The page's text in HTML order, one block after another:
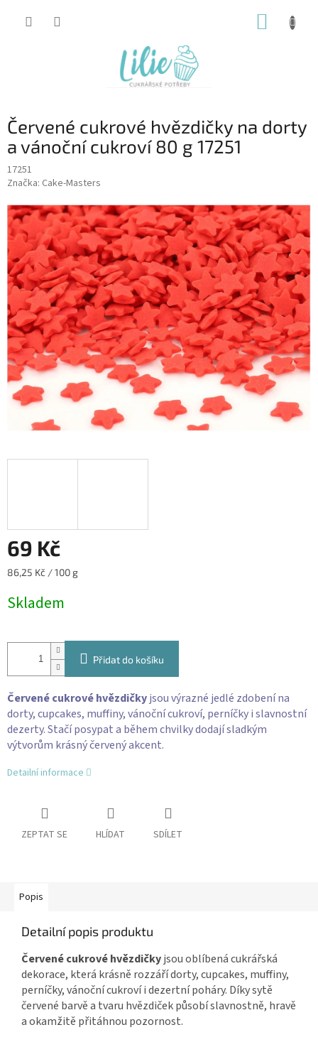
Červené cukrové hvězdičky na dorty
a vánoční cukroví 80 g 17251
17251
Značka: Cake-Masters
69 Kč
Měrná
86,25 Kč / 100 g
Skladem
Přidat do košíku
Červené cukrové hvězdičkyjsou výrazné jedlé zdobení na
dorty, cupcakes, muffiny, vánoční cukroví, perníčky i slavnostní
dezerty. Stačí posypat a během chvilky dodají sladkým
výtvorům krásný červený akcent.
Detailní informace
ZEPTAT SE HLÍDAT SDÍLET
Popis
Detailní popis produktu
Červené cukrové hvězdičkyjsou oblíbená cukrářská
dekorace, která krásně rozzáří dorty, cupcakes, muffiny,
perníčky, vánoční cukroví i dezertní poháry. Díky sytě
červené barvě a tvaru hvězdiček působí slavnostně, hravě
a okamžitě přitáhnou pozornost.